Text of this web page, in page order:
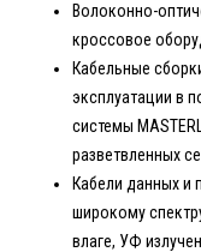
Волоконно-
кроссовое
Кабельные
эксплуатации в
системы
разветвленных
Кабели данных и
широкому
влаге, УФ